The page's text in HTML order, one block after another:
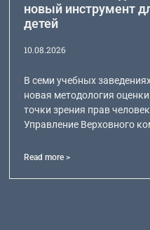
новый инструмент
детей
10.08.2026
В семи учебных
новая методология
точки зрения прав
Управление Верховного
Read more >